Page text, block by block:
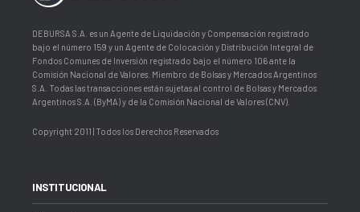
DEBURSA S.A. es un Agente de Liquidación y Compensación registrado
bajo el número 159 y un Agente de Colocación y Distribución Integral de
Fondos Comunes de Inversión registrado bajo el número 106 ante la
Comisión Nacional de Valores. Miembro de Bolsas y Mercados Argentinos
S.A. Todas las transacciones están sujetas al control de Bolsas y Mercados
Argentinos S.A. (ByMA) y de la Comisión Nacional de Valores (CNV).
Copyright 2011 | Todos los Derechos Reservados
INSTITUCIONAL